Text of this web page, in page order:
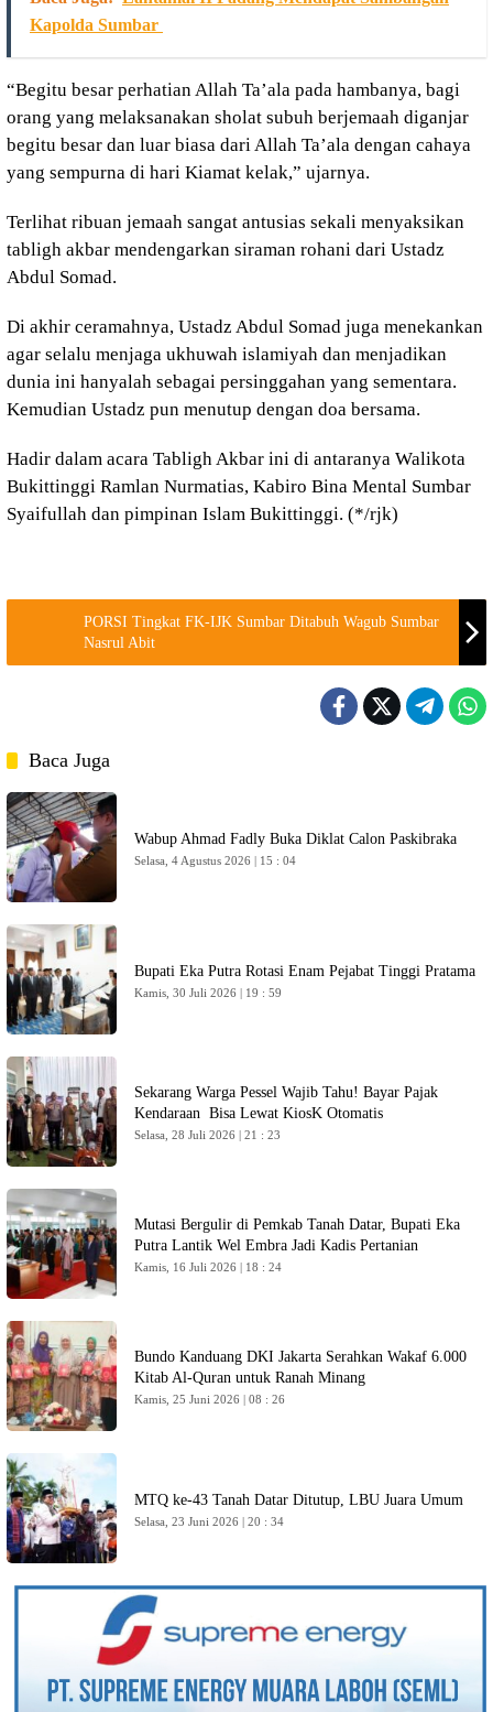
Kapolda Sumbar
“Begitu besar perhatian Allah Ta’ala pada hambanya, bagi
orang yang melaksanakan sholat subuh berjemaah diganjar
begitu besar dan luar biasa dari Allah Ta’ala dengan cahaya
yang sempurna di hari Kiamat kelak,” ujarnya.
Terlihat ribuan jemaah sangat antusias sekali menyaksikan
tabligh akbar mendengarkan siraman rohani dari Ustadz
Abdul Somad.
Di akhir ceramahnya, Ustadz Abdul Somad juga menekankan
agar selalu menjaga ukhuwah islamiyah dan menjadikan
dunia ini hanyalah sebagai persinggahan yang sementara.
Kemudian Ustadz pun menutup dengan doa bersama.
Hadir dalam acara Tabligh Akbar ini di antaranya Walikota
Bukittinggi Ramlan Nurmatias, Kabiro Bina Mental Sumbar
Syaifullah dan pimpinan Islam Bukittinggi. (*/rjk)
PORSI Tingkat FK-IJK Sumbar Ditabuh Wagub Sumbar
Nasrul Abit
Baca Juga
Wabup Ahmad Fadly Buka Diklat Calon Paskibraka
Selasa, 4 Agustus 2026 | 15 : 04
Bupati Eka Putra Rotasi Enam Pejabat Tinggi Pratama
Kamis, 30 Juli 2026 | 19 : 59
Sekarang Warga Pessel Wajib Tahu! Bayar Pajak
Kendaraan Bisa Lewat KiosK Otomatis
Selasa, 28 Juli 2026 | 21 : 23
Mutasi Bergulir di Pemkab Tanah Datar, Bupati Eka
Putra Lantik Wel Embra Jadi Kadis Pertanian
Kamis, 16 Juli 2026 | 18 : 24
Bundo Kanduang DKI Jakarta Serahkan Wakaf 6.000
Kitab Al-Quran untuk Ranah Minang
Kamis, 25 Juni 2026 | 08 : 26
MTQ ke-43 Tanah Datar Ditutup, LBU Juara Umum
Selasa, 23 Juni 2026 | 20 : 34